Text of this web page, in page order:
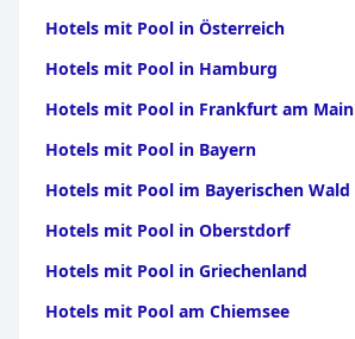
Hotels mit Pool in Österreich
Hotels mit Pool in Hamburg
Hotels mit Pool in Frankfurt am Main
Hotels mit Pool in Bayern
Hotels mit Pool im Bayerischen Wald
Hotels mit Pool in Oberstdorf
Hotels mit Pool in Griechenland
Hotels mit Pool am Chiemsee